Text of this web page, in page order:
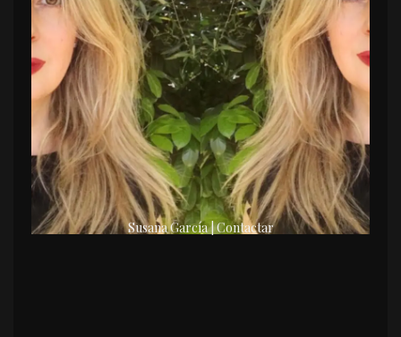
Susana García | Contactar